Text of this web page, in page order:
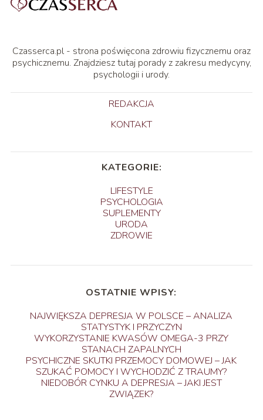
Czasserca.pl - strona poświęcona zdrowiu fizycznemu oraz
psychicznemu. Znajdziesz tutaj porady z zakresu medycyny,
psychologii i urody.
REDAKCJA
KONTAKT
KATEGORIE:
LIFESTYLE
PSYCHOLOGIA
SUPLEMENTY
URODA
ZDROWIE
OSTATNIE WPISY:
NAJWIĘKSZA DEPRESJA W POLSCE – ANALIZA
STATYSTYK I PRZYCZYN
WYKORZYSTANIE KWASÓW OMEGA-3 PRZY
STANACH ZAPALNYCH
PSYCHICZNE SKUTKI PRZEMOCY DOMOWEJ – JAK
SZUKAĆ POMOCY I WYCHODZIĆ Z TRAUMY?
NIEDOBÓR CYNKU A DEPRESJA – JAKI JEST
ZWIĄZEK?